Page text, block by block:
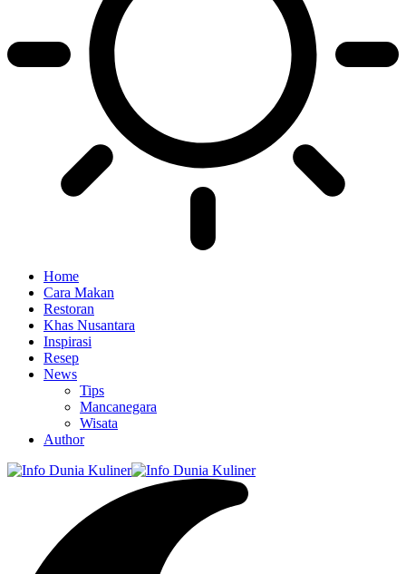
Home
Cara Makan
Restoran
Khas Nusantara
Inspirasi
Resep
News
Tips
Mancanegara
Wisata
Author